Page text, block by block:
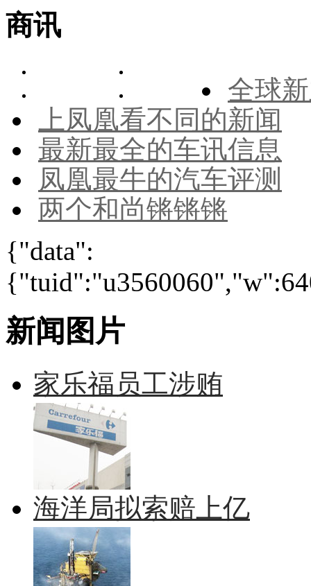
商讯
全球
上凤凰看不同的新闻
最新最全的车讯信息
凤凰最牛的汽车评测
两个和尚锵锵锵
{"data":
新闻图片
家乐福员工涉贿
海洋局拟索赔上亿